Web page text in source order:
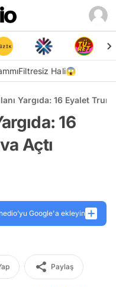
Filtresiz Hali😱
Yargıda: 16 Eyalet
16
Açtı
Google'a ekleyin
Paylaş